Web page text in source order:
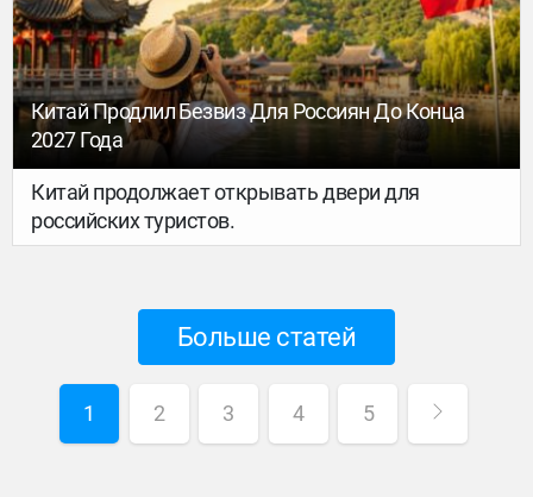
Китай Продлил Безвиз Для Россиян До Конца
2027 Года
Китай продолжает открывать двери для
российских туристов.
Больше статей
1 2 3 4 5